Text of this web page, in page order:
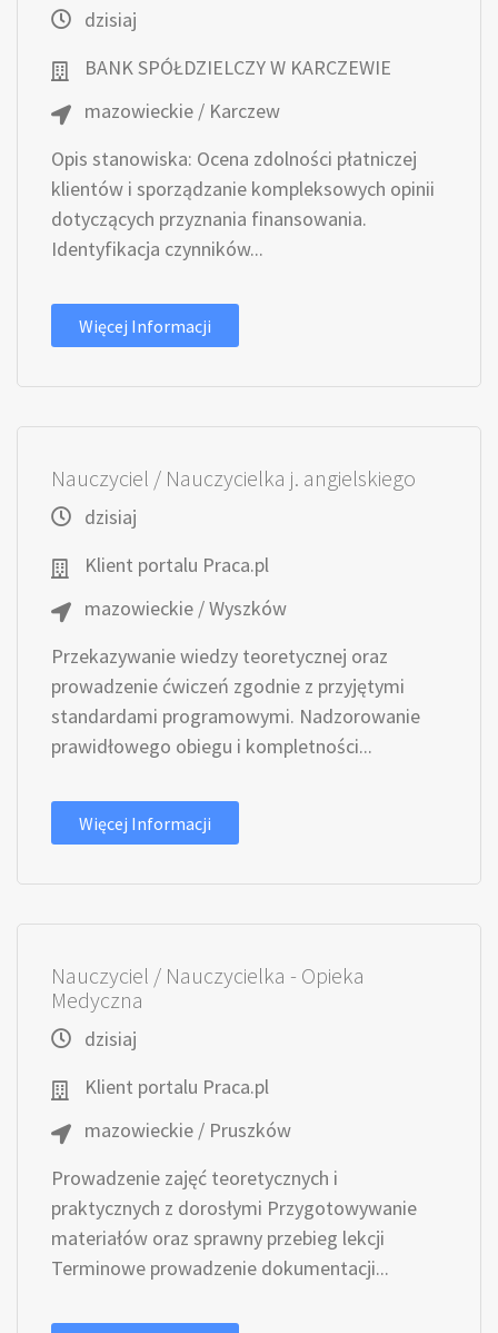
dzisiaj
BANK SPÓŁDZIELCZY W KARCZEWIE
mazowieckie / Karczew
Opis stanowiska: Ocena zdolności płatniczej
klientów i sporządzanie kompleksowych opinii
dotyczących przyznania finansowania.
Identyfikacja czynników...
Więcej Informacji
Nauczyciel / Nauczycielka j. angielskiego
dzisiaj
Klient portalu Praca.pl
mazowieckie / Wyszków
Przekazywanie wiedzy teoretycznej oraz
prowadzenie ćwiczeń zgodnie z przyjętymi
standardami programowymi. Nadzorowanie
prawidłowego obiegu i kompletności...
Więcej Informacji
Nauczyciel / Nauczycielka - Opieka
Medyczna
dzisiaj
Klient portalu Praca.pl
mazowieckie / Pruszków
Prowadzenie zajęć teoretycznych i
praktycznych z dorosłymi Przygotowywanie
materiałów oraz sprawny przebieg lekcji
Terminowe prowadzenie dokumentacji...